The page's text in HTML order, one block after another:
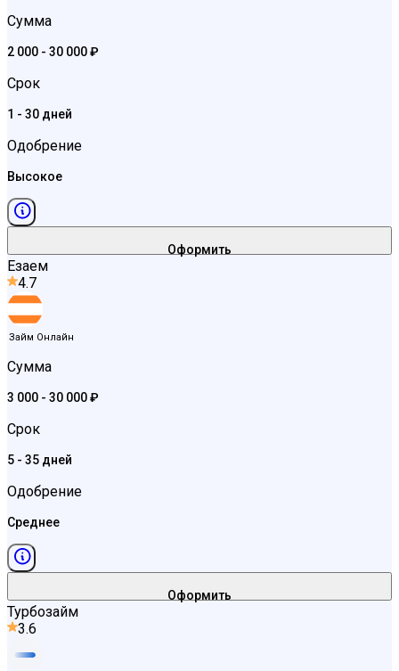
Сумма
2 000 - 30 000 ₽
Срок
1 - 30 дней
Одобрение
Высокое
Оформить
Езаем
4.7
Займ Онлайн
Сумма
3 000 - 30 000 ₽
Срок
5 - 35 дней
Одобрение
Среднее
Оформить
Турбозайм
3.6